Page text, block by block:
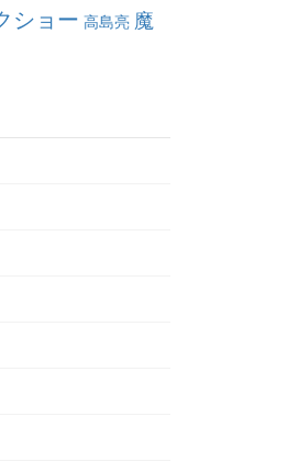
ショー 高島亮 魔